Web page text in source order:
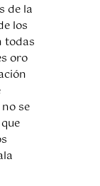
de la
los
todas
oro
se